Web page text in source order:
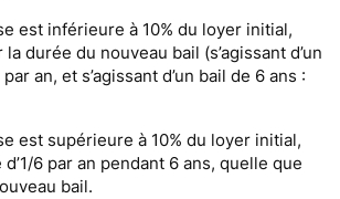
est inférieure à 10% du loyer initial,
durée du nouveau bail (s’agissant d’un
an, et s’agissant d’un bail de 6 ans :
est supérieure à 10% du loyer initial,
6 par an pendant 6 ans, quelle que
bail.